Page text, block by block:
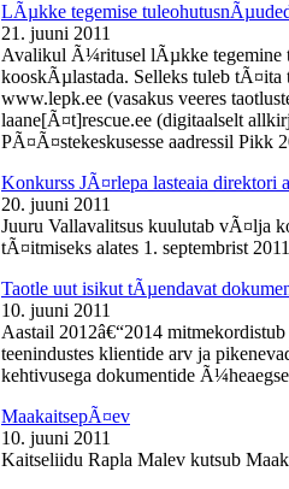
LÃµkke tegemise
21. juuni 2011
Avalikul Ã¼ritusel lÃµkke tegemine
kooskÃµlastada. Selleks tuleb tÃ¤ita
www.lepk.ee (vasakus veeres
laane[Ã¤t]rescue.ee (digitaalselt
PÃ¤Ã¤stekeskusesse aadressil Pikk
Konkurss JÃ¤rlepa lasteaia direktori
20. juuni 2011
Juuru Vallavalitsus kuulutab vÃ¤lja
tÃ¤itmiseks alates 1. septembrist
Taotle uut isikut tÃµendavat
10. juuni 2011
Aastail 2012â€“2014
teenindustes klientide arv ja
kehtivusega dokumentide
MaakaitsepÃ¤ev
10. juuni 2011
Kaitseliidu Rapla Malev kutsub